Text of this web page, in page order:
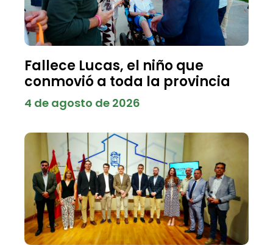
Fallece Lucas, el niño que
conmovió a toda la provincia
4 de agosto de 2026